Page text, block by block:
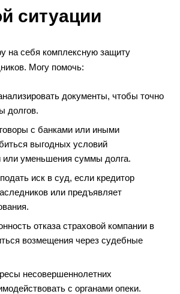
ситуации
на себя комплексную защиту
Могу помочь:
документы, чтобы точно
долгов.
с банками или иными
выгодных условий
или уменьшения суммы долга.
иск в суд, если кредитор
или предъявляет
отказа страховой компании в
возмещения через судебные
несовершеннолетних
с органами опеки.